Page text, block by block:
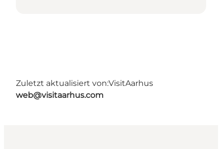
Zuletzt aktualisiert von:VisitAarhus
web@visitaarhus.com